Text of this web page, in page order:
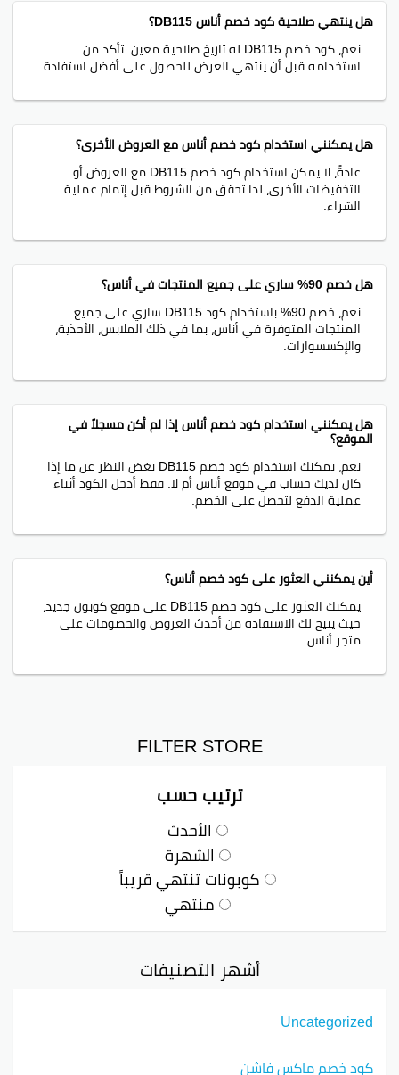
هل ينتهي صلاحية كود خصم أناس DB115؟
نعم، كود خصم DB115 له تاريخ صلاحية معين. تأكد من
استخدامه قبل أن ينتهي العرض للحصول على أفضل استفادة.
هل يمكنني استخدام كود خصم أناس مع العروض الأخرى؟
عادةً، لا يمكن استخدام كود خصم DB115 مع العروض أو
التخفيضات الأخرى، لذا تحقق من الشروط قبل إتمام عملية
الشراء.
هل خصم 90% ساري على جميع المنتجات في أناس؟
نعم، خصم 90% باستخدام كود DB115 ساري على جميع
المنتجات المتوفرة في أناس، بما في ذلك الملابس، الأحذية،
والإكسسوارات.
هل يمكنني استخدام كود خصم أناس إذا لم أكن مسجلاً في
الموقع؟
نعم، يمكنك استخدام كود خصم DB115 بغض النظر عن ما إذا
كان لديك حساب في موقع أناس أم لا. فقط أدخل الكود أثناء
عملية الدفع لتحصل على الخصم.
أين يمكنني العثور على كود خصم أناس؟
يمكنك العثور على كود خصم DB115 على موقع كوبون جديد،
حيث يتيح لك الاستفادة من أحدث العروض والخصومات على
متجر أناس.
FILTER STORE
ترتيب حسب
الأحدث
الشهرة
كوبونات تنتهي قريباً
منتهي
أشهر التصنيفات
Uncategorized
كود خصم ماكس فاشن